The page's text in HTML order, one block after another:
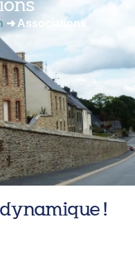
➜ Associations
!